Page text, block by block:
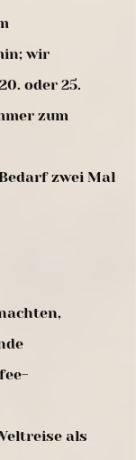
wir
oder 25.
zum
zwei Mal
als